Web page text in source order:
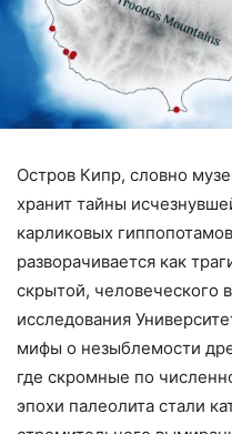
Остров Кипр, словно
хранит тайны
карликовых
разворачивается как
скрытой, человеческого
исследования
мифы о незыблемости
где скромные по
эпохи палеолита стали